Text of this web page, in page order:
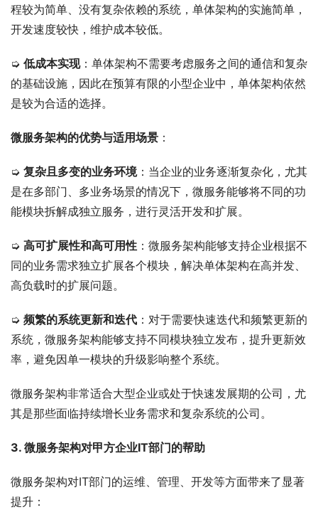
程较为简单、没有复杂依赖的系统，单体架构的实施简单，
开发速度较快，维护成本较低。
➭ 低成本实现：单体架构不需要考虑服务之间的通信和复杂
的基础设施，因此在预算有限的小型企业中，单体架构依然
是较为合适的选择。
微服务架构的优势与适用场景 ：
➭ 复杂且多变的业务环境：当企业的业务逐渐复杂化，尤其
是在多部门、多业务场景的情况下，微服务能够将不同的功
能模块拆解成独立服务，进行灵活开发和扩展。
➭ 高可扩展性和高可用性 ：微服务架构能够支持企业根据不
同的业务需求独立扩展各个模块，解决单体架构在高并发、
高负载时的扩展问题。
➭ 频繁的系统更新和迭代 ：对于需要快速迭代和频繁更新的
系统，微服务架构能够支持不同模块独立发布，提升更新效
率，避免因单一模块的升级影响整个系统。
微服务架构非常适合大型企业或处于快速发展期的公司，尤
其是那些面临持续增长业务需求和复杂系统的公司。
3. 微服务架构对甲方企业IT部门的帮助
微服务架构对IT部门的运维、管理、开发等方面带来了显著
提升：